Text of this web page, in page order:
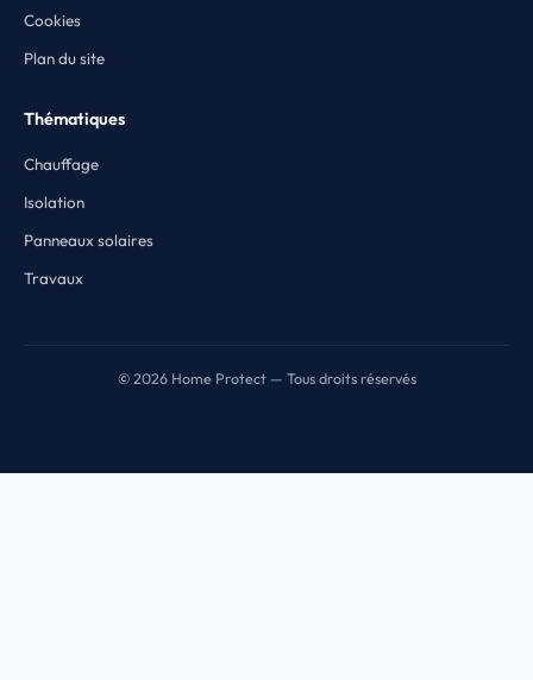
Cookies
Plan du site
Thématiques
Chauffage
Isolation
Panneaux solaires
Travaux
© 2026 Home Protect — Tous droits réservés